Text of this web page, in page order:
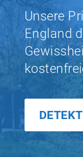
Unsere
England